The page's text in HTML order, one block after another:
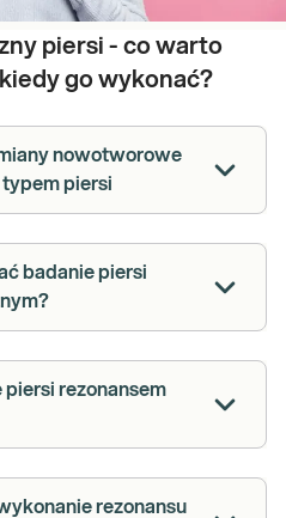
piersi - co warto
go wykonać?
nowotworowe
typem piersi
badanie piersi
rezonansem
rezonansu